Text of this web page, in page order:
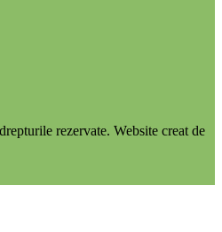
rezervate. Website creat de